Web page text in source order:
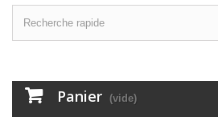
Panier (vide)